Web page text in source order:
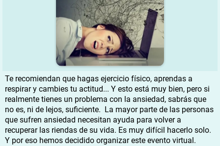
Te recomiendan que hagas ejercicio físico, aprendas a
respirar y cambies tu actitud... Y esto está muy bien, pero si
realmente tienes un problema con la ansiedad, sabrás que
no es, ni de lejos, suficiente. La mayor parte de las personas
que sufren ansiedad necesitan ayuda para volver a
recuperar las riendas de su vida. Es muy difícil hacerlo solo.
Y por eso hemos decidido organizar este evento virtual.